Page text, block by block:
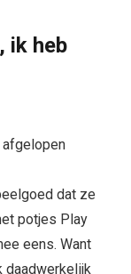
ik heb
afgelopen
dat ze
potjes Play
eens. Want
daadwerkelijk